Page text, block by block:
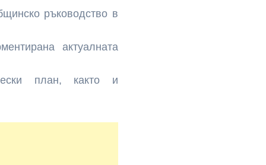
ръководство в
актуалната
план, както и